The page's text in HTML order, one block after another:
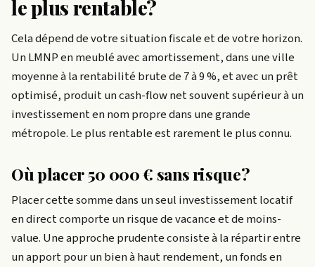
le plus rentable?
Cela dépend de votre situation fiscale et de votre horizon.
Un LMNP en meublé avec amortissement, dans une ville
moyenne à la rentabilité brute de 7 à 9 %, et avec un prêt
optimisé, produit un cash-flow net souvent supérieur à un
investissement en nom propre dans une grande
métropole. Le plus rentable est rarement le plus connu.
Où placer 50 000 € sans risque?
Placer cette somme dans un seul investissement locatif
en direct comporte un risque de vacance et de moins-
value. Une approche prudente consiste à la répartir entre
un apport pour un bien à haut rendement, unfonds en